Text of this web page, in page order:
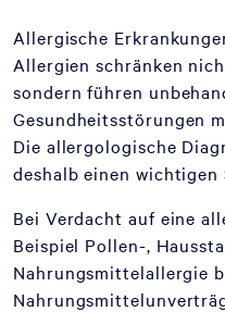
Allergische
Allergien schränken
sondern führen
Gesundheitsstörungen
Die allergologische
deshalb einen wichtigen
Bei Verdacht auf eine
Beispiel Pollen-,
Nahrungsmittelallergie